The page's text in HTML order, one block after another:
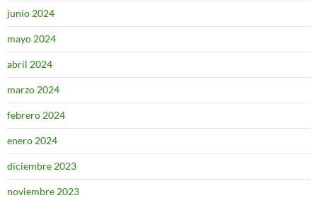
junio 2024
mayo 2024
abril 2024
marzo 2024
febrero 2024
enero 2024
diciembre 2023
noviembre 2023